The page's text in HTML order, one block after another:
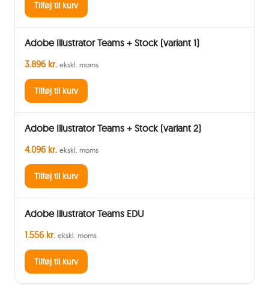
Tilføj til kurv
Adobe Illustrator Teams + Stock (variant 1)
3.896 kr. ekskl. moms
Tilføj til kurv
Adobe Illustrator Teams + Stock (variant 2)
4.096 kr. ekskl. moms
Tilføj til kurv
Adobe Illustrator Teams EDU
1.556 kr. ekskl. moms
Tilføj til kurv